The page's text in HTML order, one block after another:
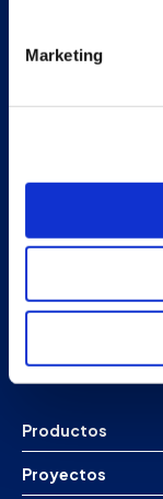
Marketing
Vilar de Infesta
Productos
Proyectos